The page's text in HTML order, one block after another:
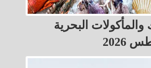
والمأكولات البحرية